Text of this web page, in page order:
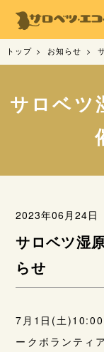
トップ お知らせ
サロベツ
2023年06月24日
サロベツ湿
らせ
7月1日(土)10:00
ークボランティ